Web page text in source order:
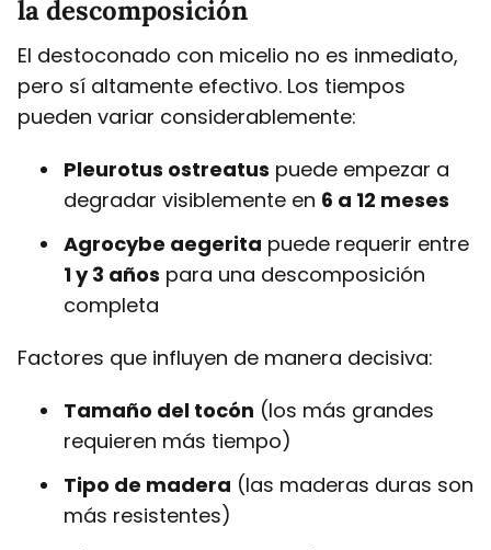
la descomposición
El destoconado con micelio no es inmediato,
pero sí altamente efectivo. Los tiempos
pueden variar considerablemente:
Pleurotus ostreatus puede empezar a
degradar visiblemente en 6 a 12 meses
Agrocybe aegerita puede requerir entre
1 y 3 años para una descomposición
completa
Factores que influyen de manera decisiva:
Tamaño del tocón (los más grandes
requieren más tiempo)
Tipo de madera (las maderas duras son
más resistentes)